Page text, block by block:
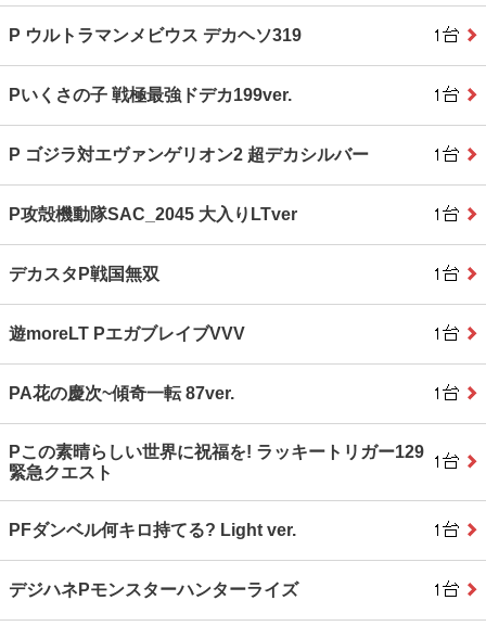
P ウルトラマンメビウス デカヘソ319
Pいくさの子 戦極最強ドデカ199ver.
P ゴジラ対エヴァンゲリオン2 超デカシルバー
P攻殻機動隊SAC_2045 大入りLTver
デカスタP戦国無双
遊moreLT PエガブレイブVVV
PA花の慶次~傾奇一転 87ver.
Pこの素晴らしい世界に祝福を! ラッキートリガー129
緊急クエスト
PFダンベル何キロ持てる? Light ver.
デジハネPモンスターハンターライズ